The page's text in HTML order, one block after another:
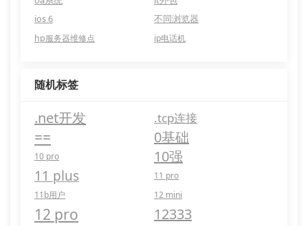
ios 6
不同浏览器
hp服务器维修点
ip电话机
随机标签
.net开发 .tcp连接
== 0基础
10 pro 10强
11 plus
11 pro
11b用户
12 mini
12 pro 12333